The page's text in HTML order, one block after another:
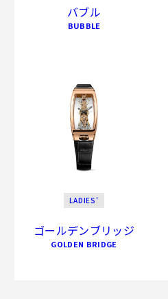
バブル
BUBBLE
LADIES'
ゴールデンブリッジ
GOLDEN BRIDGE